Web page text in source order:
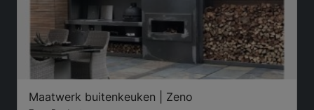
Maatwerk buitenkeuken | Zeno